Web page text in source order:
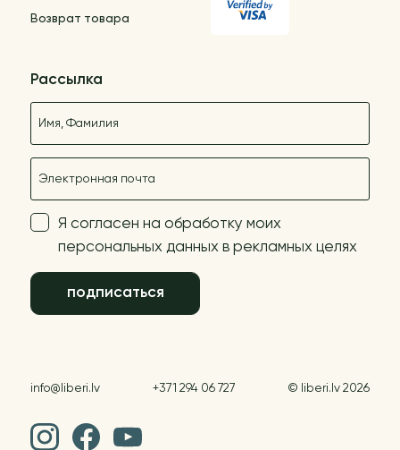
Возврат товара
Рассылка
Я согласен на обработку моих
персональных данных в рекламных целях
подписаться
info@liberi.lv +371 294 06 727 © liberi.lv 2026